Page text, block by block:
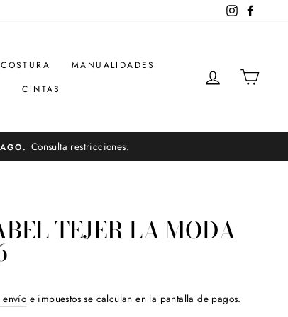
Instagram
COSTURA
MANUALIDADES
CINTAS
INGRESAR
Consulta restricciones.
TEJER LA MODA
envío e impuestos se calculan en la pantalla de pagos.